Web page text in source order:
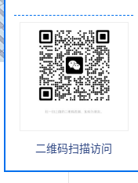
产品展厅
二维码扫描访问